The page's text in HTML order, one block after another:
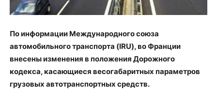
По информации Международного союза
автомобильного транспорта (IRU), во Франции
внесены изменения в положения Дорожного
кодекса, касающиеся весогабаритных параметров
грузовых автотранспортных средств.